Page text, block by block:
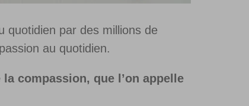
quotidien par des millions de
au quotidien.
la compassion, que l’on appelle